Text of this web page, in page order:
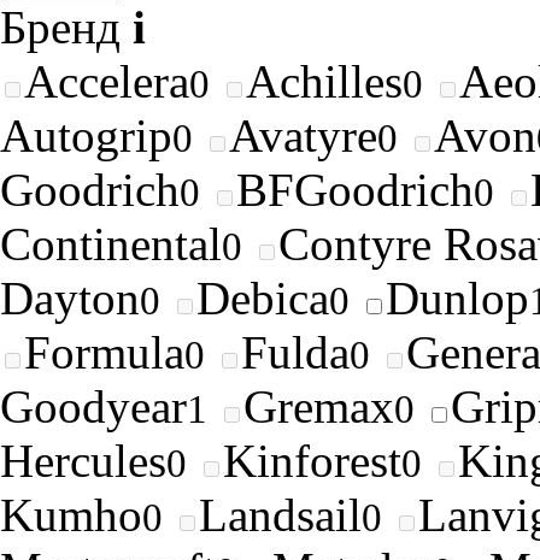
Бренд i
Accelera0 Achilles0
Autogrip0 Avatyre0 Avon
Goodrich0 BFGoodrich0
Continental0
Contyre
Dayton0 Debica0 Dunlop
Formula0 Fulda0
Goodyear1 Gremax0
Hercules0 Kinforest0
Kumho0 Landsail0